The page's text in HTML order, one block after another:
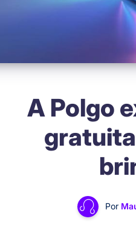
A Polgo
Por